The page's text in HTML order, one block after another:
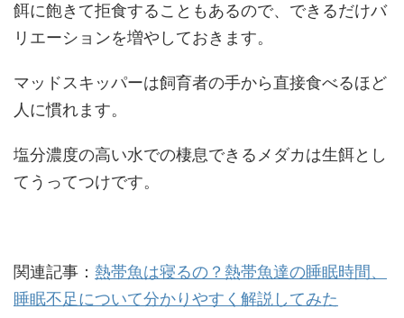
餌に飽きて拒食することもあるので、できるだけバ
リエーションを増やしておきます。
マッドスキッパーは飼育者の手から直接食べるほど
人に慣れます。
塩分濃度の高い水での棲息できるメダカは生餌とし
てうってつけです。
関連記事： 熱帯魚は寝るの？熱帯魚達の睡眠時間、
睡眠不足について分かりやすく解説してみた